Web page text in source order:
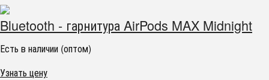
Bluetooth - гарнитура AirPods MAX Midnight
Есть в наличии (оптом)
Узнать цену